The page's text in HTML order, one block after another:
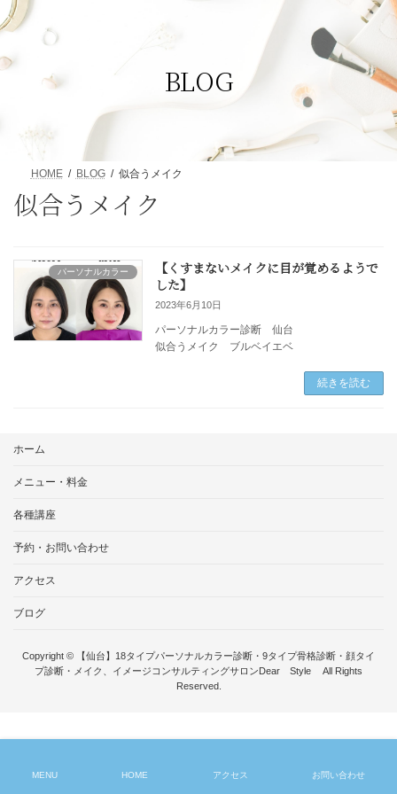
コ
ン
ン
ツ
ナ
ビ
ー
シ
BLOG
HOME BLOG 似合うメイク
似合うメイク
パーソナルカラー
【くすまないメイクに目が覚めるようで
した】
2023年6月10日
パーソナルカラー診断 仙台
似合うメイク ブルベイエベ
続きを読む
ホーム
メニュー・料金
各種講座
予約・お問い合わせ
アクセス
ブログ
Copyright © 【仙台】18タイプパーソナルカラー診断・9タイプ骨格診断・顔タイ
プ診断・メイク、イメージコンサルティングサロンDear Style All Rights
Reserved.
MENU HOME アクセス お問い合わせ